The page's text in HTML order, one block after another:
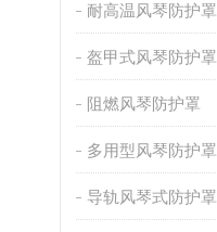
耐高温风琴防护罩
盔甲式风琴防护罩
阻燃风琴防护罩
多用型风琴防护罩
导轨风琴式防护罩